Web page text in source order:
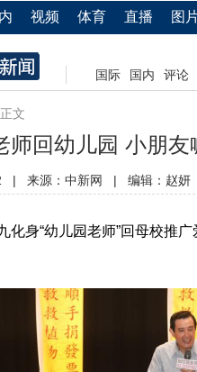
视频 体育 直播 图
国际 国内 评论
文
师回幼儿园 小朋友
| 来源： 中新网 | 编辑：赵妍
身“幼儿园老师”回母校推广